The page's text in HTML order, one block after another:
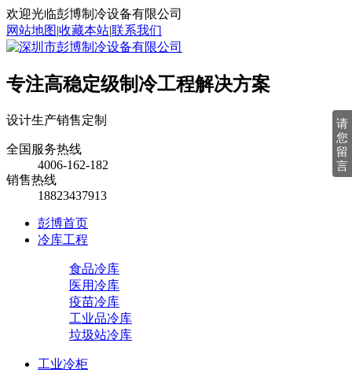
欢迎光临彭博制冷设备有限公司
网站地图|收藏本站|联系我们
专注高稳定级制冷工程解决方案
设计生产销售定制
全国服务热线
4006-162-182
销售热线
18823437913
彭博首页
冷库工程
食品冷库
医用冷库
疫苗冷库
工业品冷库
垃圾站冷库
工业冷柜
请
您
留
言